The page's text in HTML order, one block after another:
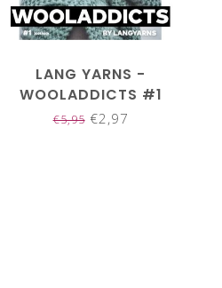
LANG YARNS -
WOOLADDICTS #1
€5,95€2,97